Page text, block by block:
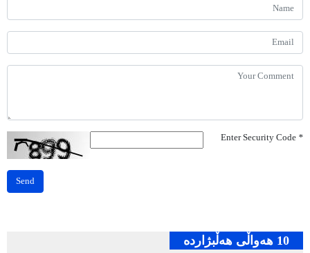
*
Send
10 هه‌واڵی هه‌ڵبژارده‌